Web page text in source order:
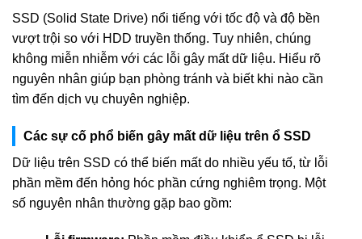
SSD (Solid State Drive) nổi tiếng với tốc độ và độ bền
vượt trội so với HDD truyền thống. Tuy nhiên, chúng
không miễn nhiễm với các lỗi gây mất dữ liệu. Hiểu rõ
nguyên nhân giúp bạn phòng tránh và biết khi nào cần
tìm đến dịch vụ chuyên nghiệp.
Các sự cố phổ biến gây mất dữ liệu trên ổ SSD
Dữ liệu trên SSD có thể biến mất do nhiều yếu tố, từ lỗi
phần mềm đến hỏng hóc phần cứng nghiêm trọng. Một
số nguyên nhân thường gặp bao gồm: